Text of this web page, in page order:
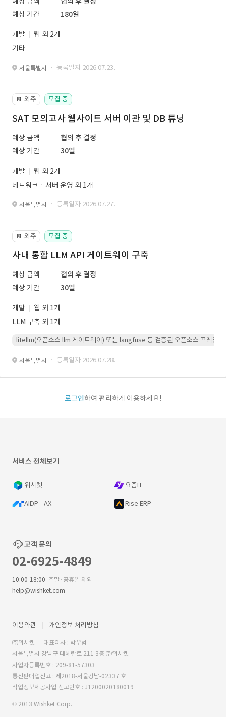
예상 기간
180일
개발
웹 외 2개
기타
서울특별시 · 등록일자 2026.07.23.
📔 외주 모집 중
SAT 모의고사 웹사이트 서버 이관 및 DB 튜닝
예상 금액
협의 후 결정
예상 기간
30일
개발
웹 외 2개
네트워크ㆍ서버 운영 외 1개
서울특별시 · 등록일자 2026.07.27.
📔 외주 모집 중
사내 통합 LLM API 게이트웨이 구축
예상 금액
협의 후 결정
예상 기간
30일
개발
웹 외 1개
LLM 구축 외 1개
litellm(오픈소스 llm 게이트웨이) 또는 langfuse 등 검증된 오픈소스 프레임워
서울특별시 · 등록일자 2026.07.28.
로그인하여 편리하게 이용하세요!
서비스 전체보기
위시켓 요즘IT
AIDP - AX Rise ERP
고객 문의
02-6925-4849
10:00-18:00 주말·공휴일 제외
help@wishket.com
이용약관 개인정보 처리방침
㈜위시켓
대표이사 : 박우범
서울특별시 강남구 테헤란로 211 3층 ㈜위시켓
사업자등록번호 : 209-81-57303
통신판매업신고 : 제2018-서울강남-02337 호
직업정보제공사업 신고번호 : J1200020180019
© 2013 Wishket Corp.